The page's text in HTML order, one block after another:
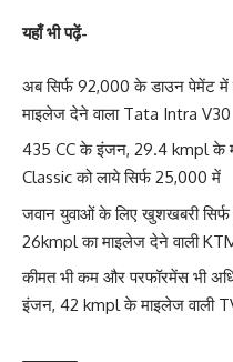
यहाँ भी पढ़ें-
अब सिर्फ 92,000 के डाउन पेमेंट
माइलेज देने वाला Tata Intra V30
435 CC के इंजन, 29.4 kmpl के
Classic को लाये सिर्फ 25,000 में
जवान युवाओं के लिए खुशखबरी
26kmpl का माइलेज देने वाली
कीमत भी कम और परफॉरमेंस भी
इंजन, 42 kmpl के माइलेज वाली